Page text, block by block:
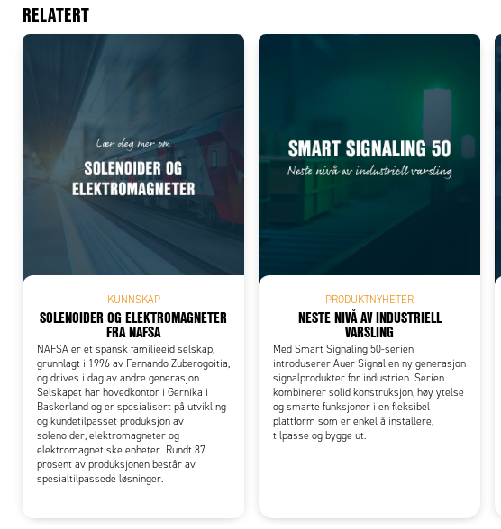
RELATERT
KUNNSKAP
SOLENOIDER OG ELEKTROMAGNETER
FRA NAFSA
NAFSA er et spansk familieeid selskap,
grunnlagt i 1996 av Fernando Zuberogoitia,
og drives i dag av andre generasjon.
Selskapet har hovedkontor i Gernika i
Baskerland og er spesialisert på utvikling
og kundetilpasset produksjon av
solenoider, elektromagneter og
elektromagnetiske enheter. Rundt 87
prosent av produksjonen består av
spesialtilpassede løsninger.
PRODUKTNYHETER
NESTE NIVÅ AV INDUSTRIELL
VARSLING
Med Smart Signaling 50-serien
introduserer Auer Signal en ny generasjon
signalprodukter for industrien. Serien
kombinerer solid konstruksjon, høy ytelse
og smarte funksjoner i en fleksibel
plattform som er enkel å installere,
tilpasse og bygge ut.